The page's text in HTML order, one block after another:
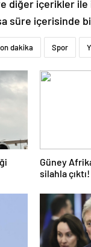
diğer içerikler
süre içerisinde
dakika Spor
Güney
silahla çıktı!